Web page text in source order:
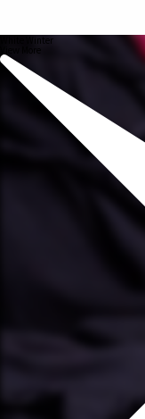
White Winter